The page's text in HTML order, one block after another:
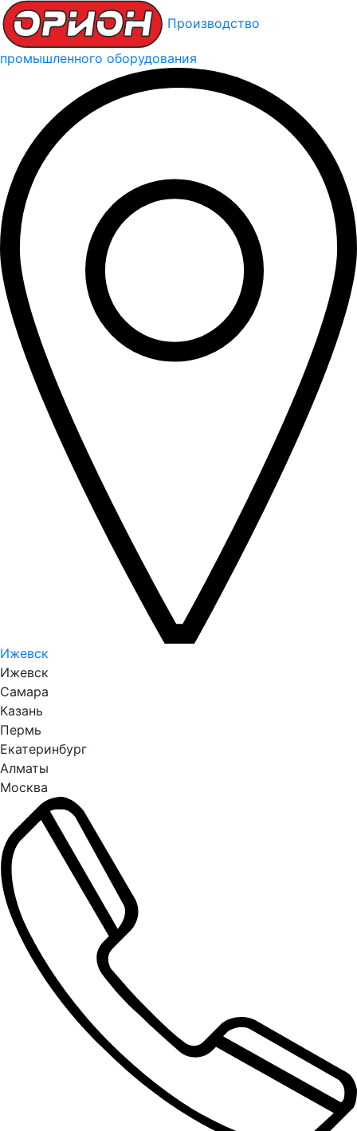
Производство
промышленного оборудования
Ижевск
Ижевск
Самара
Казань
Пермь
Екатеринбург
Алматы
Москва